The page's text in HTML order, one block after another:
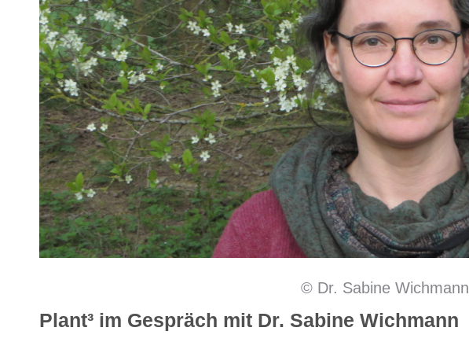
© Dr. Sabine Wichmann
Plant³ im Gespräch mit Dr. Sabine Wichmann